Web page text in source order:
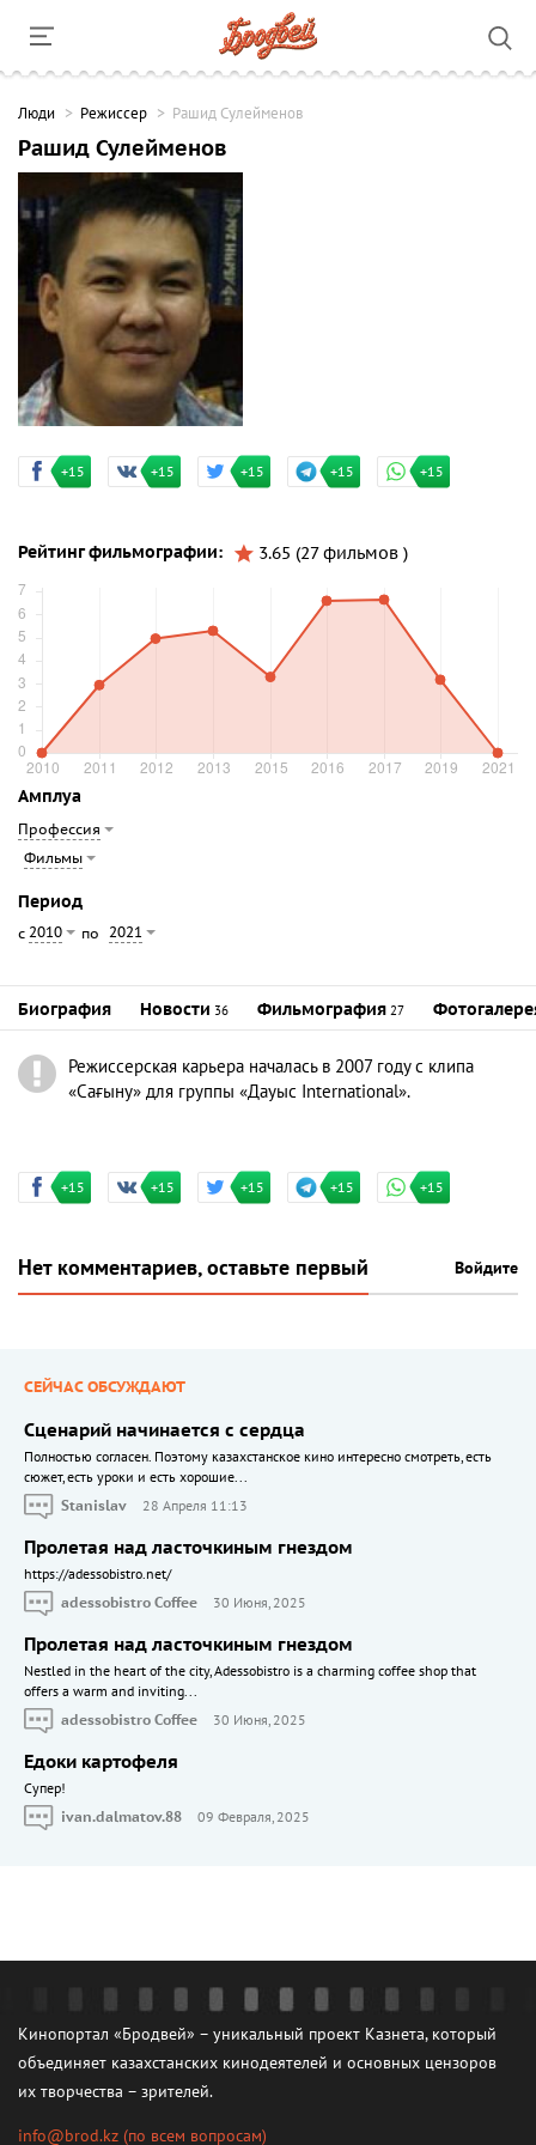
Люди Режиссер Рашид Сулейменов
Рашид Сулейменов
+15 +15 +15 +15 +15
Рейтинг фильмографии: 3.65 (27 фильмов )
Амплуа
Профессия
Фильмы
Период
с 2010 по 2021
Биография Новости 36 Фильмография 27
Режиссерская карьера началась в 2007 году с клипа
«Сағыну» для группы «Дауыс International».
+15 +15 +15 +15 +15
Нет комментариев, оставьте первый Войдите
СЕЙЧАС ОБСУЖДАЮТ
Сценарий начинается с сердца
Полностью согласен. Поэтому казахстанское кино интересно смотреть, есть
сюжет, есть уроки и есть хорошие...
Stanislav
28 Апреля 11:13
Пролетая над ласточкиным гнездом
https://adessobistro.net/
adessobistro Coffee
30 Июня, 2025
Пролетая над ласточкиным гнездом
Nestled in the heart of the city, Adessobistro is a charming coffee shop that
offers a warm and inviting...
adessobistro Coffee
30 Июня, 2025
Едоки картофеля
Cупер!
ivan.dalmatov.88
09 Февраля, 2025
Кинопортал «Бродвей» – уникальный проект Казнета, который
объединяет казахстанских кинодеятелей и основных цензоров
их творчества – зрителей.
info@brod.kz (по всем вопросам)